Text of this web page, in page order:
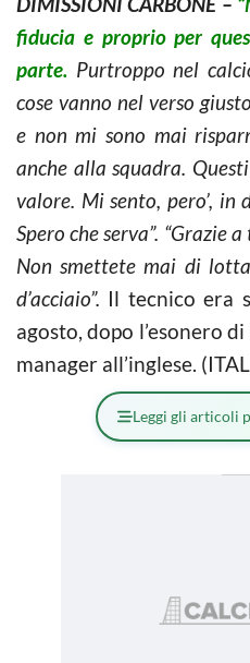
fiducia e proprio per
parte. Purtroppo nel
cose vanno nel verso
e non mi sono mai
anche alla squadra.
valore. Mi sento, pero’, in
Spero che serva”. “Grazie
Non smettete mai di
d’acciaio”. Il tecnico era
agosto, dopo l’esonero di
manager all’inglese.
Leggi gli articoli